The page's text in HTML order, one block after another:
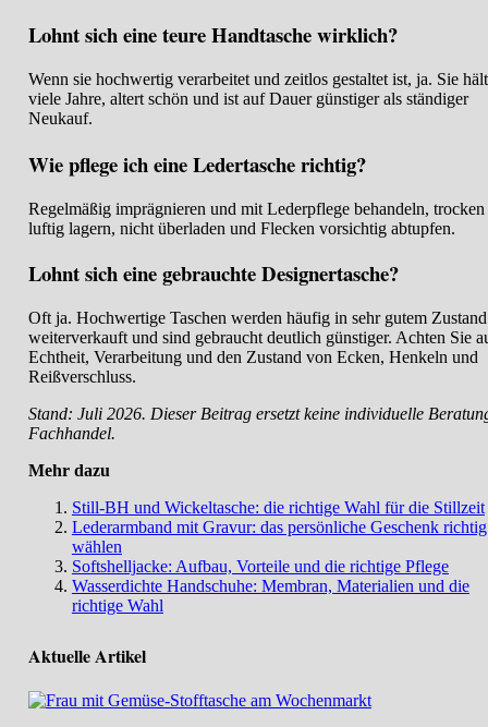
Lohnt sich eine teure Handtasche wirklich?
Wenn sie hochwertig verarbeitet und zeitlos gestaltet ist, ja. Sie hält
viele Jahre, altert schön und ist auf Dauer günstiger als ständiger
Neukauf.
Wie pflege ich eine Ledertasche richtig?
Regelmäßig imprägnieren und mit Lederpflege behandeln,
luftig lagern, nicht überladen und Flecken vorsichtig abtupfen.
Lohnt sich eine gebrauchte Designertasche?
Oft ja. Hochwertige Taschen werden häufig in sehr gutem Zustand
weiterverkauft und sind gebraucht deutlich günstiger. Achten Sie
Echtheit, Verarbeitung und den Zustand von Ecken, Henkeln und
Reißverschluss.
Stand: Juli 2026. Dieser Beitrag ersetzt keine individuelle
Fachhandel.
Mehr dazu
Still-BH und Wickeltasche: die richtige Wahl für die Stillzeit
Lederarmband mit Gravur: das persönliche Geschenk richtig
wählen
Softshelljacke: Aufbau, Vorteile und die richtige Pflege
Wasserdichte Handschuhe: Membran, Materialien und die
richtige Wahl
Aktuelle Artikel